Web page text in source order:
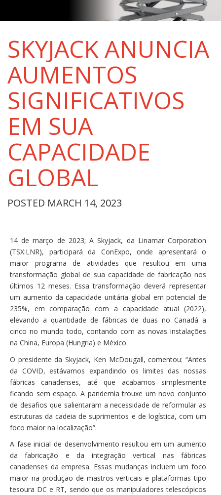
SKYJACK ANUNCIA
AUMENTOS
SIGNIFICATIVOS
EM SUA
CAPACIDADE
GLOBAL
POSTED MARCH 14, 2023
14 de março de 2023; A Skyjack, da Linamar Corporation
(TSX:LNR), participará da ConExpo, onde apresentará o
maior programa de atividades que resultou em uma
transformação global de sua capacidade de fabricação nos
últimos 12 meses. Essa transformação deverá representar
um aumento da capacidade unitária global em potencial de
235%, em comparação com a capacidade atual (2022),
elevando a quantidade de fábricas de duas no Canadá a
cinco no mundo todo, contando com as novas instalações
na China, Europa (Hungria) e México.
O presidente da Skyjack, Ken McDougall, comentou: “Antes
da COVID, estávamos expandindo os limites das nossas
fábricas canadenses, até que acabamos simplesmente
ficando sem espaço. A pandemia trouxe um novo conjunto
de desafios que salientaram a necessidade de reformular as
estruturas da cadeia de suprimentos e de logística, com um
foco maior na localização”.
A fase inicial de desenvolvimento resultou em um aumento
da fabricação e da integração vertical nas fábricas
canadenses da empresa. Essas mudanças incluem um foco
maior na produção de mastros verticais e plataformas tipo
tesoura DC e RT, sendo que os manipuladores telescópicos